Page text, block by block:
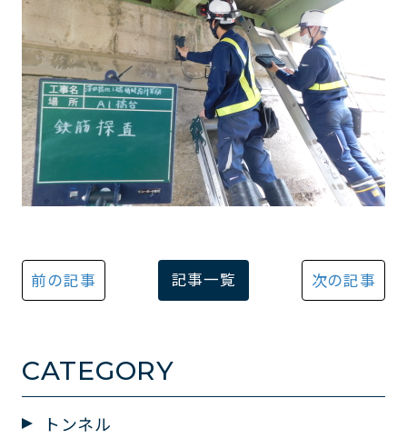
前の記事 記事一覧 次の記事
CATEGORY
トンネル